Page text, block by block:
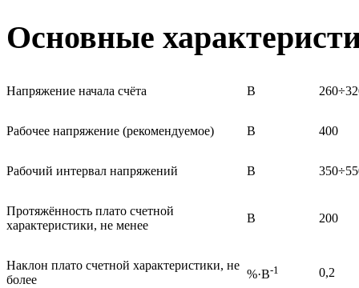
Основные
Напряжение начала счёта В
Рабочее напряжение (рекомендуемое) В 400
Рабочий интервал напряжений В
Протяжённость плато счетной
характеристики, не менее
В 200
Наклон плато счетной характеристики, не
более
%·В-1 0,2